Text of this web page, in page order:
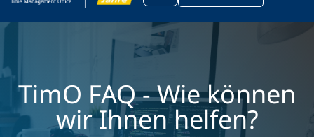
TimO FAQ - Wie können
wir Ihnen helfen?